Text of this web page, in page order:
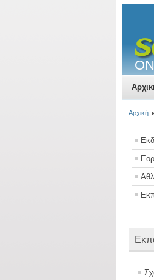
Αρχική